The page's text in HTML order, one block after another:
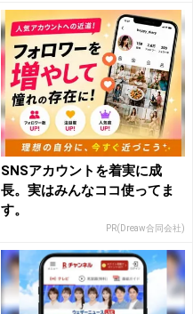
SNSアカウントを着実に成
長。実はみんなココ使ってま
す。
PR(Dreaw合同会社)